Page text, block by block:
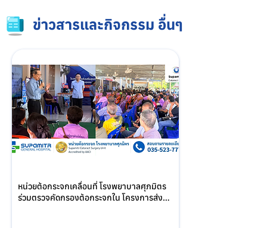
ข่าวสารและกิจกรรม อื่นๆ
หน่วยต้อกระจกเคลื่อนที่ โรงพยาบาลศุภมิตร
ร่วมตรวจคัดกรองต้อกระจกใน โครงการส่ง